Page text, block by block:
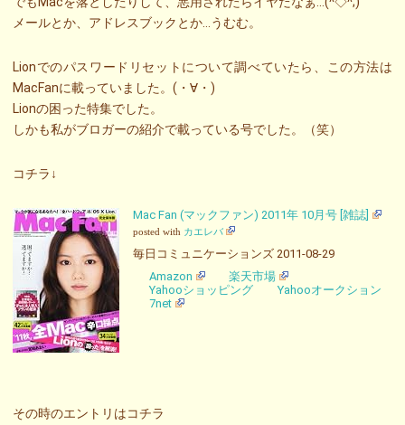
メールとか、アドレスブックとか…うむむ。
Lionでのパスワードリセットについて調べていたら、この方法は
MacFanに載っていました。(・∀・)
Lionの困った特集でした。
しかも私がブロガーの紹介で載っている号でした。（笑）
コチラ↓
Mac Fan (マックファン) 2011年 10月号 [雑誌]
posted with カエレバ
毎日コミュニケーションズ 2011-08-29
Amazon
楽天市場
Yahooショッピング
Yahooオークション
7net
その時のエントリはコチラ